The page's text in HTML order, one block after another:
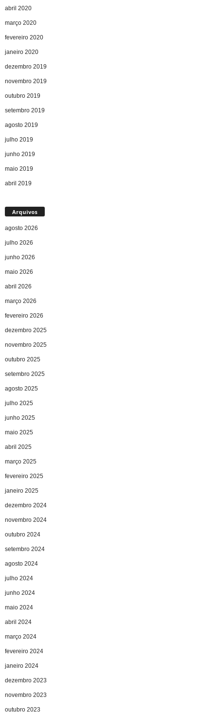
abril 2020
março 2020
fevereiro 2020
janeiro 2020
dezembro 2019
novembro 2019
outubro 2019
setembro 2019
agosto 2019
julho 2019
junho 2019
maio 2019
abril 2019
Arquivos
agosto 2026
julho 2026
junho 2026
maio 2026
abril 2026
março 2026
fevereiro 2026
dezembro 2025
novembro 2025
outubro 2025
setembro 2025
agosto 2025
julho 2025
junho 2025
maio 2025
abril 2025
março 2025
fevereiro 2025
janeiro 2025
dezembro 2024
novembro 2024
outubro 2024
setembro 2024
agosto 2024
julho 2024
junho 2024
maio 2024
abril 2024
março 2024
fevereiro 2024
janeiro 2024
dezembro 2023
novembro 2023
outubro 2023